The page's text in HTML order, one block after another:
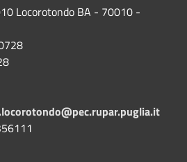
Locorotondo BA - 70010 -